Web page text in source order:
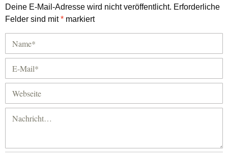
Deine E-Mail-Adresse wird nicht veröffentlicht. Erforderliche
Felder sind mit* markiert